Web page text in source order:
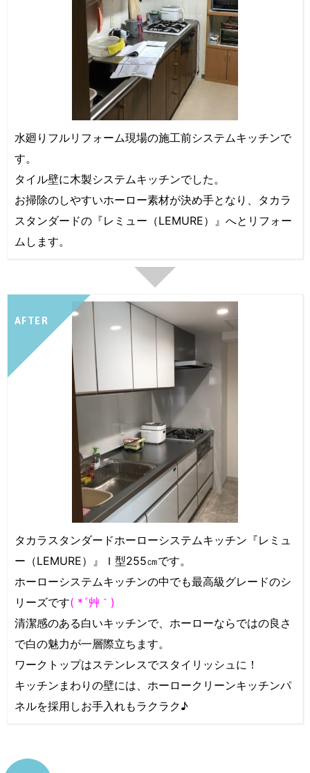
水廻りフルリフォーム現場の施工前システムキッチンで
す。
タイル壁に木製システムキッチンでした。
お掃除のしやすいホーロー素材が決め手となり、タカラ
スタンダードの『レミュー（LEMURE）』へとリフォー
ムします。
AFTER
タカラスタンダードホーローシステムキッチン『レミュ
ー（LEMURE）』Ｉ型255㎝です。
ホーローシステムキッチンの中でも最高級グレードのシ
リーズです( *´艸｀)
清潔感のある白いキッチンで、ホーローならではの良さ
で白の魅力が一層際立ちます。
ワークトップはステンレスでスタイリッシュに！
キッチンまわりの壁には、ホーロークリーンキッチンパ
ネルを採用しお手入れもラクラク♪